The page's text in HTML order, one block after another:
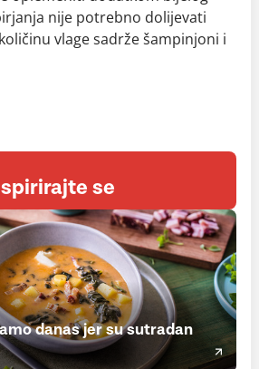
nije potrebno dolijevati
vlage sadrže šampinjoni i
se
danas jer su sutradan